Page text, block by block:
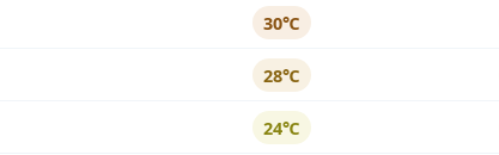
30℃
28℃
24℃